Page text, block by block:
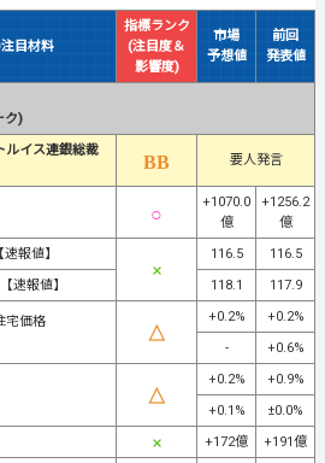
目材料
指標ランク
(注目度＆
影響度)
市場
予想値
前回
発表値
ク)
ルイス連銀総裁
要人発言
+1070.0
億
+1256.2
億
報値】 116.5
116.5
速報値】 118.1 117.9
宅価格
+0.2%
+0.2%
-
+0.6%
+0.2%
+0.9%
+0.1%
±0.0%
+172億 +191億